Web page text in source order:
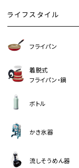
ライフスタイル
フライパン
着脱式
フライパン・鍋
ボトル
かき氷器
流しそうめん器